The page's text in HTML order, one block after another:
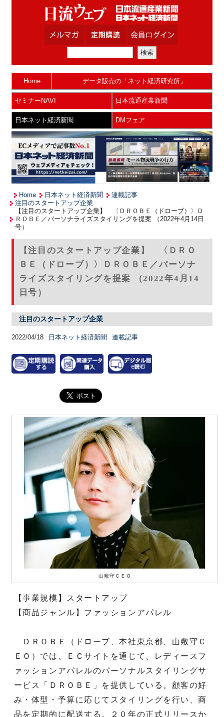
Home データ販売の「ネット経済研究所」
セミナーNAVI 日本流通産業新聞
日本ネット経済新聞 DMフェア
Home 日本ネット経済新聞
連載記事
注目のスタートアップ企業
【注目のスタートアップ企業】 〈ＤＲＯＢＥ（ドローブ）〉Ｄ
ＲＯＢＥ／パーソナライズスタイリングを提案 （2022年4月14日
号）
【注目のスタートアップ企業】 〈ＤＲＯ
ＢＥ（ドローブ）〉ＤＲＯＢＥ／パーソナ
ライズスタイリングを提案 （2022年4月14
日号）
注目のスタートアップ企業
2022/04/18 日本ネット経済新聞 連載記事
山敷守ＣＥＯ
【事業規模】スタートアップ
【商品ジャンル】ファッションアパレル
ＤＲＯＢＥ（ドローブ、本社東京都、山敷守Ｃ
ＥＯ）では、ＥＣサイトを通じて、レディースフ
ァッションアパレルのパーソナルスタイリングサ
ービス「ＤＲＯＢＥ」を提供している。顧客の好
み・体型・予算に応じてスタイリングを行い、商
品を定期的に配送する。２０年の正式リリースか